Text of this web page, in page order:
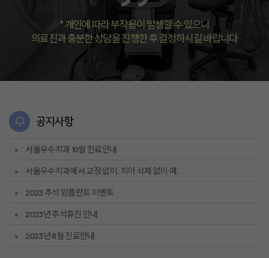
* 개인에 따라 부작용이 발생할 수 있으니
의료진과 충분한 상담을 진행한 후 결정하시길 바랍니다
공지사항
서울우수치과 10월 진료안내
서울우수치과에서 교정 없이, 치아 삭제 없이 예..
2023 추석 임플란트 이벤트
2023년 추석휴진 안내
2023년 8월 진료안내